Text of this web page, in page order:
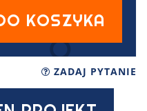
KOSZYKA
ZADAJ PYTANIE